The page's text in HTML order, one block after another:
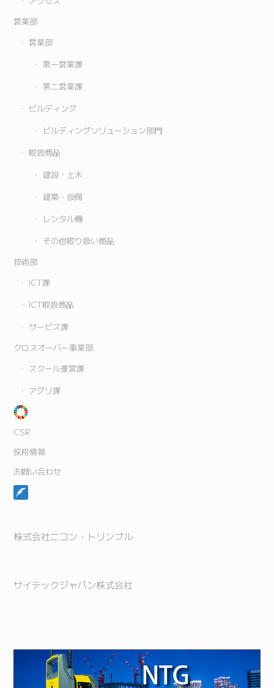
営業部
営業部
第一営業課
第二営業課
ビルディング
ビルディングソリューション部門
取扱商品
建設・土木
建築・設備
レンタル機
その他取り扱い商品
技術部
ICT課
ICT取扱商品
サービス課
クロスオーバー事業部
スクール運営課
アグリ課
CSR
採用情報
お問い合わせ
株式会社ニコン・トリンブル
サイテックジャパン株式会社